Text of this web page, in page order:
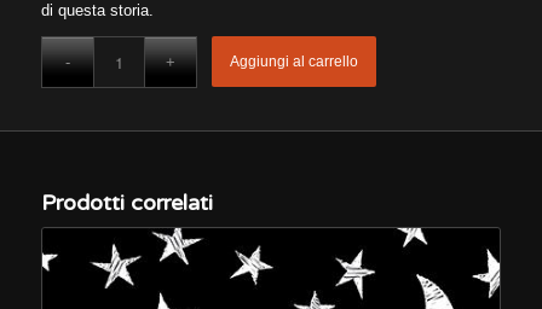
di questa storia.
Aggiungi al carrello
Prodotti correlati